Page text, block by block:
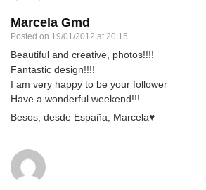
Marcela Gmd
Posted on 19/01/2012 at 20:15
Beautiful and creative, photos!!!!
Fantastic design!!!!
I am very happy to be your follower
Have a wonderful weekend!!!
Besos, desde España, Marcela♥